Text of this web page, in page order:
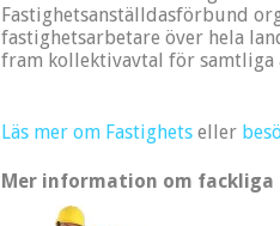
Fastighetsanställdasförbund
fastighetsarbetare över hela
fram kollektivavtal för
Läs mer om Fastighets eller
Mer information om fackliga